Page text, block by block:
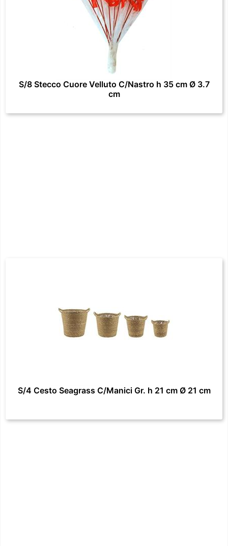
S/8 Stecco Cuore Velluto C/Nastro h 35 cm Ø 3.7
cm
S/4 Cesto Seagrass C/Manici Gr. h 21 cm Ø 21 cm